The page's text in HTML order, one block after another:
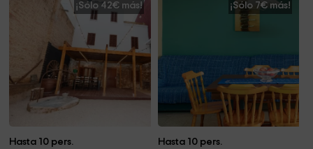
¡Sólo 42€ más!
Hasta 10 pers.
¡Sólo 7€ más!
Hasta 10 pers.